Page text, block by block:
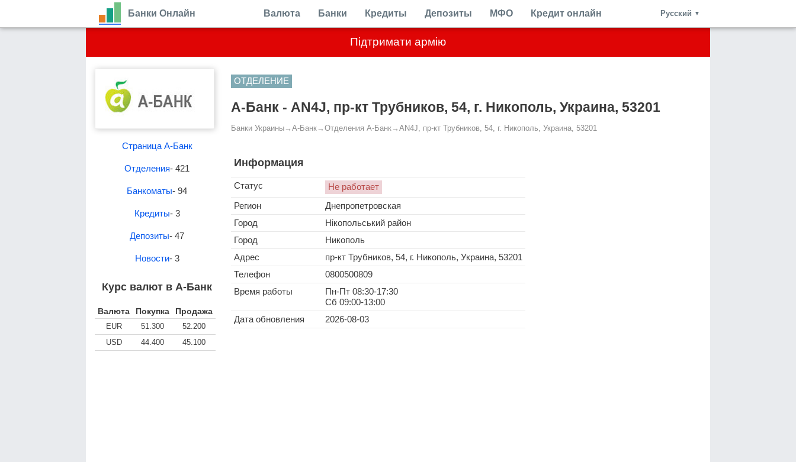
Підтримати армію
Банки Онлайн Валюта Банки Кредиты Депозиты МФО Кредит онлайн Русский ▼
Страница А-Банк
Отделения- 421
Банкоматы- 94
Кредиты- 3
Депозиты- 47
Новости- 3
Курс валют в А-Банк
Валюта Покупка Продажа
EUR 51.300
52.200
USD
44.400 45.100
ОТДЕЛЕНИЕ
А-Банк - AN4J, пр-кт Трубников, 54, г. Никополь, Украина, 53201
Банки Украины→ А-Банк→ Отделения А-Банк→ AN4J, пр-кт Трубников, 54, г. Никополь, Украина, 53201
Информация
Статус
Не работает
Регион
Днепропетровская
Город
Нікопольський район
Город
Никополь
Адрес
пр-кт Трубников, 54, г. Никополь, Украина, 53201
Телефон
0800500809
Время работы
Пн-Пт 08:30-17:30
Сб 09:00-13:00
Дата обновления
2026-08-03